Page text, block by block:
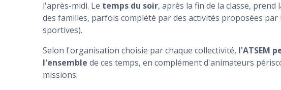
l'après-midi. Le temps du soir, après la fin de la classe,
des familles, parfois complété par des activités proposées
sportives).
Selon l'organisation choisie par chaque collectivité, l'ATSEM
l'ensemble de ces temps, en complément d'animateurs
missions.